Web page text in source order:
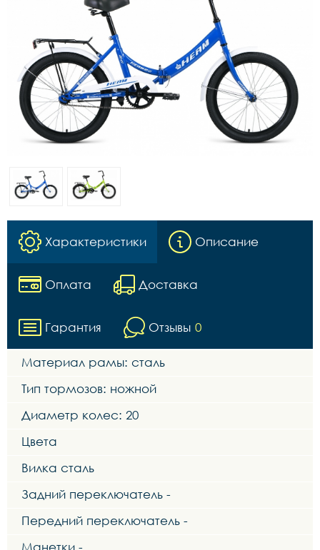
Характеристики Описание
Оплата Доставка
Гарантия Отзывы 0
Материал рамы: сталь
Тип тормозов: ножной
Диаметр колес: 20
Цвета
Вилка сталь
Задний переключатель -
Передний переключатель -
Манетки -